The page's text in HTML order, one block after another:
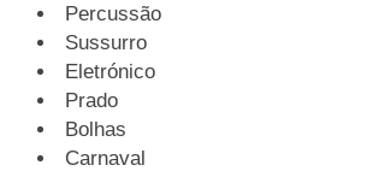
Percussão
Sussurro
Eletrónico
Prado
Bolhas
Carnaval